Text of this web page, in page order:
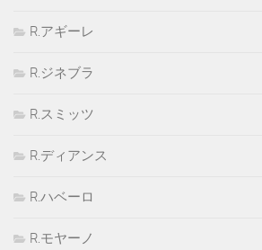
R.アギーレ
R.ジネブラ
R.スミッツ
R.ディアンス
R.ハベーロ
R.モヤーノ